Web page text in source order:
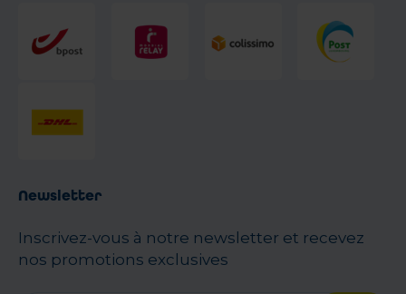
Newsletter
Inscrivez-vous à notre newsletter et recevez
nos promotions exclusives